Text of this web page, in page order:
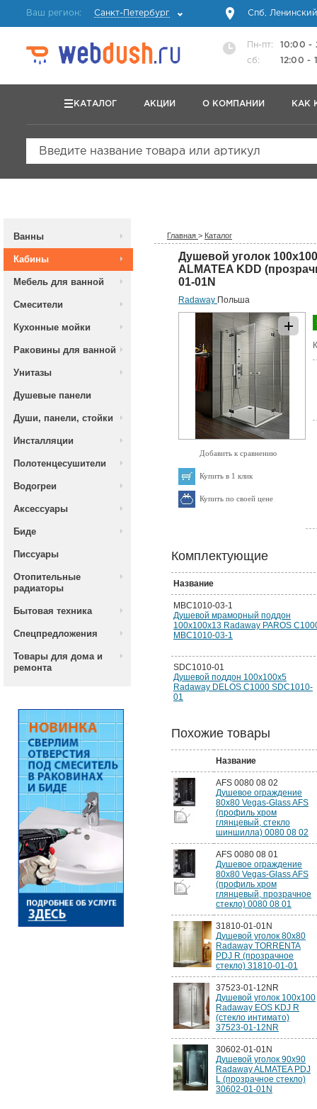
Ваш регион: Санкт-Петербург Спб,
Пн-пт:
10:00 -
сб:
12:00 -
КАТАЛОГ АКЦИИ О КОМПАНИИ КАК
Введите название товара или артикул
Ванны
Кабины
Мебель для ванной
Смесители
Кухонные мойки
Раковины для ванной
Унитазы
Душевые панели
Души, панели, стойки
Инсталляции
Полотенцесушители
Водогреи
Аксессуары
Биде
Писсуары
Отопительные
радиаторы
Бытовая техника
Спецпредложения
Товары для дома и
ремонта
Главная > Каталог
Душевой уголок
ALMATEA KDD
01-01N
Radaway Польша
Добавить к сравнению
Купить в 1 клик
Купить по своей цене
Комплектующие
Название
MBC1010-03-1
Душевой мраморный поддон
100х100х13 Radaway PAROS
MBC1010-03-1
SDC1010-01
Душевой поддон 100х100х5
Radaway DELOS C1000 SDC1010-
01
Похожие товары
Название
AFS 0080 08 02
Душевое ограждение
80x80 Vegas-Glass AFS
(профиль хром
глянцевый, стекло
шиншилла) 0080 08 02
AFS 0080 08 01
Душевое ограждение
80x80 Vegas-Glass AFS
(профиль хром
глянцевый, прозрачное
стекло) 0080 08 01
31810-01-01N
Душевой уголок 80х80
Radaway TORRENTA
PDJ R (прозрачное
стекло) 31810-01-01
37523-01-12NR
Душевой уголок 100х100
Radaway EOS KDJ R
(стекло интимато)
37523-01-12NR
30602-01-01N
Душевой уголок 90х90
Radaway ALMATEA PDJ
L (прозрачное стекло)
30602-01-01N